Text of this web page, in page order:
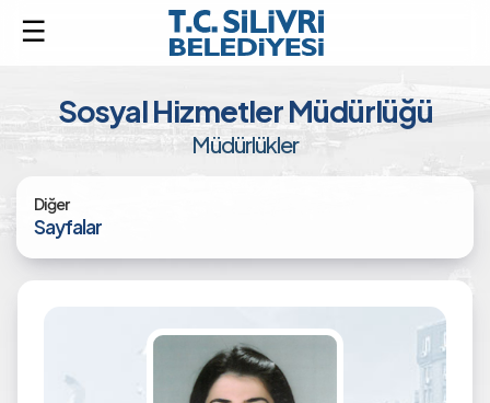
Sosyal Hizmetler Müdürlüğü
Müdürlükler
Diğer
Sayfalar